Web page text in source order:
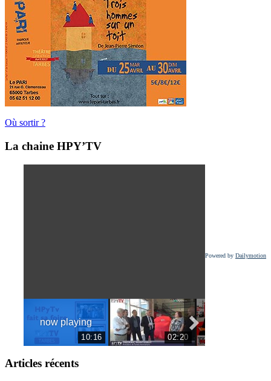
Où sortir ?
La chaine HPY’TV
Powered by Dailymotion
Articles récents